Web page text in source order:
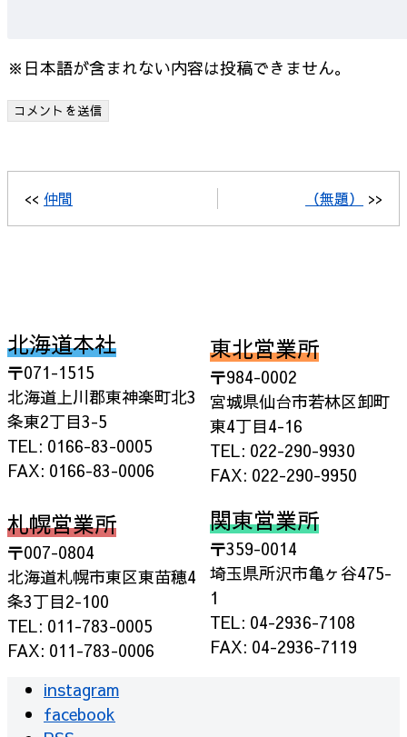
※日本語が含まれない内容は投稿できません。
<< 仲間 （無題） >>
北海道本社
〒071-1515
北海道上川郡東神楽町北3
条東2丁目3-5
TEL: 0166-83-0005
FAX: 0166-83-0006
札幌営業所
〒007-0804
北海道札幌市東区東苗穂4
条3丁目2-100
TEL: 011-783-0005
FAX: 011-783-0006
東北営業所
〒984-0002
宮城県仙台市若林区卸町
東4丁目4-16
TEL: 022-290-9930
FAX: 022-290-9950
関東営業所
〒359-0014
埼玉県所沢市亀ヶ谷475-
1
TEL: 04-2936-7108
FAX: 04-2936-7119
instagram
facebook